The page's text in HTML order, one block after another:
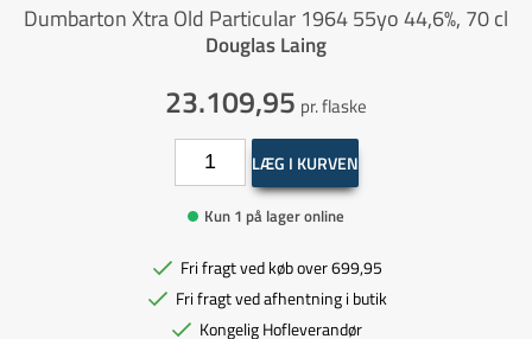
Dumbarton Xtra Old Particular 1964 55yo 44,6%, 70 cl
Douglas Laing
23.109,95 pr. flaske
LÆG I KURVEN
Kun 1 på lager online
Fri fragt ved køb over 699,95
Fri fragt ved afhentning i butik
Kongelig Hofleverandør